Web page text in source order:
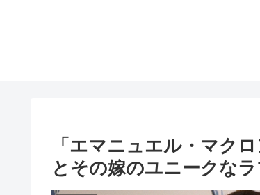
「エマニュエル・マク
とその嫁のユニークなラ